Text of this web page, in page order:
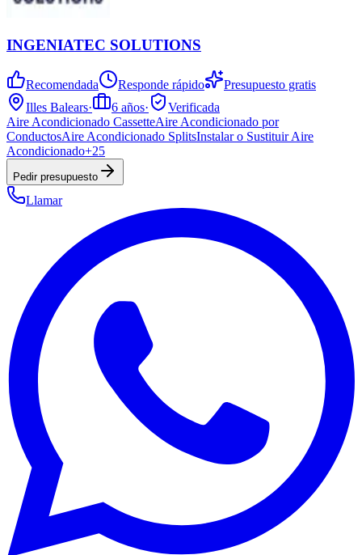
INGENIATEC SOLUTIONS
Recomendada Responde rápido
Presupuesto gratis
Illes Balears· 6 años·
Verificada
Aire Acondicionado CassetteAire Acondicionado por
ConductosAire Acondicionado SplitsInstalar o Sustituir Aire
Acondicionado+25
Pedir presupuesto
Llamar